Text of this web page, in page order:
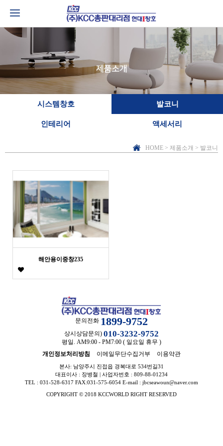
시스템창호 발코니
인테리어 액세서리
HOME > 제품소개 > 발코니
해안용이중창235
문의전화 1899-9752
상시상담문의) 010-3232-9752
평일. AM9:00 - PM7:00 ( 일요일 휴무 )
개인정보처리방침
이메일무단수집거부 이용약관
본사: 남양주시 진접읍 경복대로 534번길31
대표이사 : 장병철 | 사업자번호 : 809-88-01234
TEL : 031-528-6317 FAX:031-575-6054 E-mail : jbcseawoun@naver.com
COPYRIGHT © 2018 KCCWORLD RIGHT RESERVED